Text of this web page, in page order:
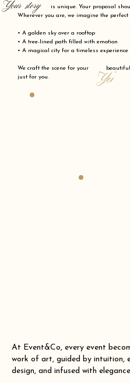
is unique. Your proposal should
Wherever you are, we imagine the perfect
• A golden sky over a rooftop
• A tree-lined path filled with emotion
• A magical city for a timeless experience
We craft the scene for your
just for you.
"Yes"
Your story
At Event&Co, every event
work of art, guided by intuition,
design, and infused with